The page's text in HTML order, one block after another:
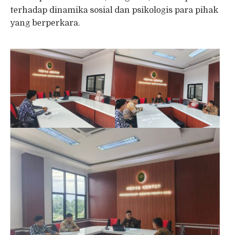
terhadap dinamika sosial dan psikologis para pihak
yang berperkara.